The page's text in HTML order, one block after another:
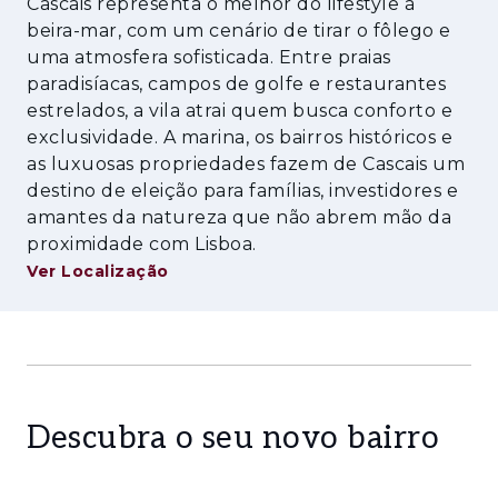
Localização tranquila e residencial em Alvide,
Cascais
Excelente exposição solar e acessos
Forte potencial de valorização e rentabilidade
Oportunidade:
Ideal para reabilitação, ampliação ou novo
projeto imobiliário, este ativo combina
beira-mar, com um cenário de tirar o fôlego e
uma atmosfera sofisticada. Entre praias
paradisíacas, campos de golfe e restaurantes
estrelados, a vila atrai quem busca conforto e
exclusividade. A marina, os bairros históricos e
as luxuosas propriedades fazem de Cascais um
destino de eleição para famílias, investidores e
amantes da natureza que não abrem mão da
proximidade com Lisboa.
Ver Localização
Descubra o seu novo bairro